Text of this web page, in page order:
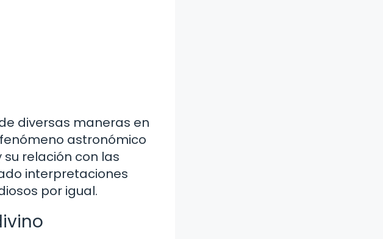
diversas maneras en
astronómico
relación con las
interpretaciones
por igual.